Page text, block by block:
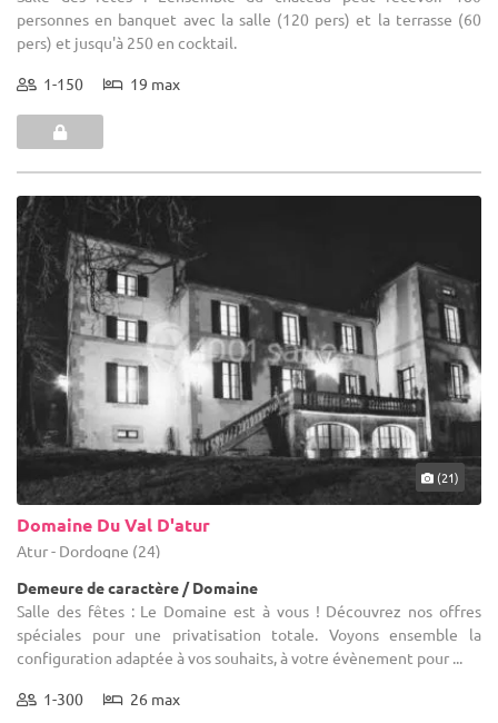
personnes en banquet avec la salle (120 pers) et la terrasse (60
pers) et jusqu'à 250 en cocktail.
1-150 19 max
(21)
Domaine Du Val D'atur
Atur - Dordogne (24)
Demeure de caractère / Domaine
Salle des fêtes : Le Domaine est à vous ! Découvrez nos offres
spéciales pour une privatisation totale. Voyons ensemble la
configuration adaptée à vos souhaits, à votre évènement pour ...
1-300 26 max